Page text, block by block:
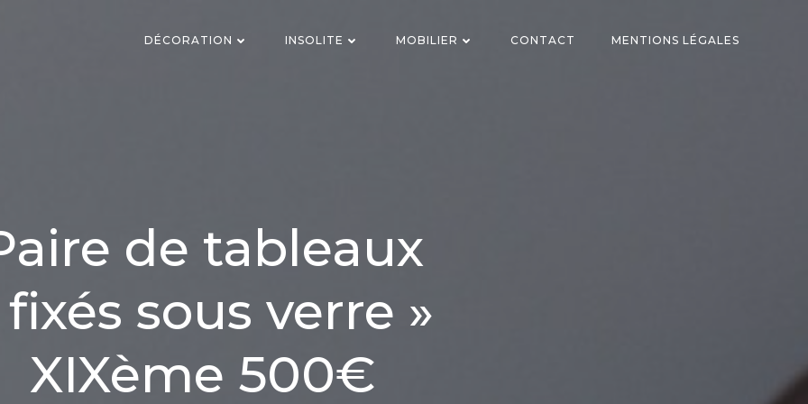
DÉCORATION INSOLITE MOBILIER CONTACT MENTIONS LÉGALES
de tableaux
fixés sous verre »
XIXème 500€